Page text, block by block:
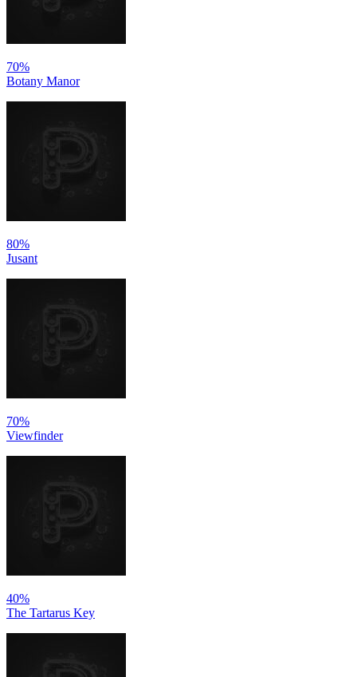
70%
Botany Manor
80%
Jusant
70%
Viewfinder
40%
The Tartarus Key